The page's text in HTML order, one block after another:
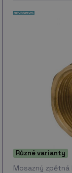
Různé varianty
Mosazný zpětná